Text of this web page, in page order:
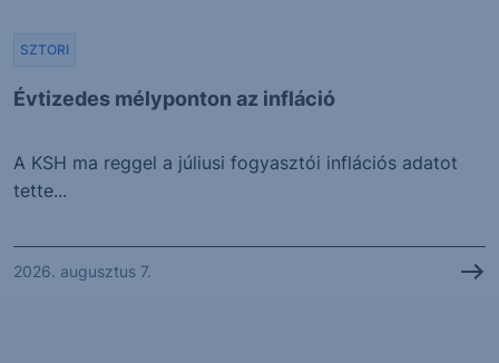
Évtizedes mélyponton az infláció
SZTORI
A KSH ma reggel a júliusi fogyasztói inflációs adatot
tette...
2026. augusztus 7.